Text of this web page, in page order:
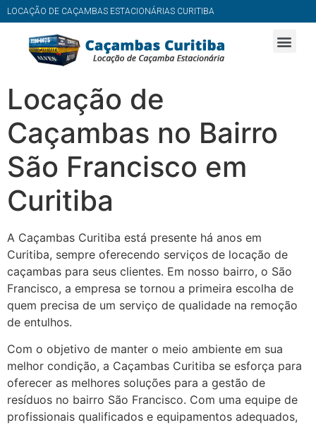
LOCAÇÃO DE CAÇAMBAS ESTACIONÁRIAS CURITIBA
Locação de
Caçambas no Bairro
São Francisco em
Curitiba
A Caçambas Curitiba está presente há anos em
Curitiba, sempre oferecendo serviços de locação de
caçambas para seus clientes. Em nosso bairro, o São
Francisco, a empresa se tornou a primeira escolha de
quem precisa de um serviço de qualidade na remoção
de entulhos.
Com o objetivo de manter o meio ambiente em sua
melhor condição, a Caçambas Curitiba se esforça para
oferecer as melhores soluções para a gestão de
resíduos no bairro São Francisco. Com uma equipe de
profissionais qualificados e equipamentos adequados,